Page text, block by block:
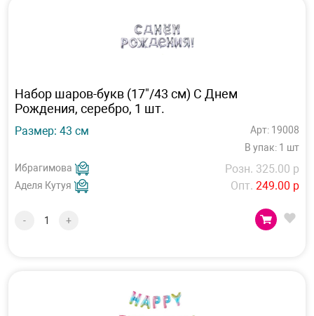
Набор шаров-букв (17"/43 см) С Днем
Рождения, серебро, 1 шт.
Размер: 43 см
Арт: 19008
В упак: 1 шт
Ибрагимова
Аделя Кутуя
Розн. 325.00 р
Опт. 249.00 р
- +